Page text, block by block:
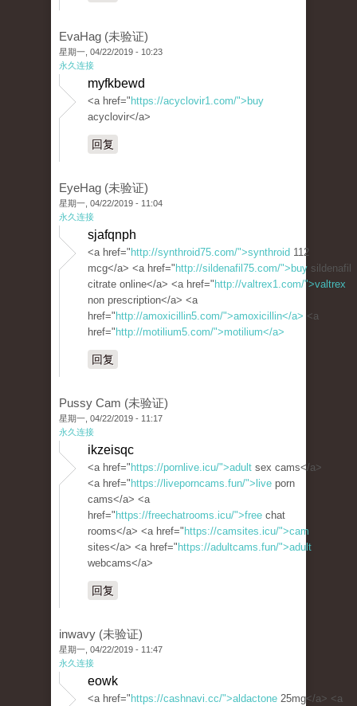
EvaHag (未验证)
星期一, 04/22/2019 - 10:23
永久连接
myfkbewd
<a href=" https://acyclovir1.com/">buy
acyclovir</a>
回复
EyeHag (未验证)
星期一, 04/22/2019 - 11:04
永久连接
sjafqnph
<a href=" http://synthroid75.com/">synthroid 112
mcg</a> <a href=" http://sildenafil75.com/">buy sildenafil
citrate online</a> <a href=" http://valtrex1.com/">valtrex
non prescription</a> <a
href=" http://amoxicillin5.com/">amoxicillin</a> <a
href=" http://motilium5.com/">motilium</a>
回复
Pussy Cam (未验证)
星期一, 04/22/2019 - 11:17
永久连接
ikzeisqc
<a href=" https://pornlive.icu/">adult sex cams</a>
<a href=" https://liveporncams.fun/">live porn
cams</a> <a
href=" https://freechatrooms.icu/">free chat
rooms</a> <a href=" https://camsites.icu/">cam
sites</a> <a href=" https://adultcams.fun/">adult
webcams</a>
回复
inwavy (未验证)
星期一, 04/22/2019 - 11:47
永久连接
eowk
<a href=" https://cashnavi.cc/">aldactone 25mg</a> <a